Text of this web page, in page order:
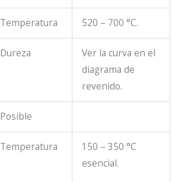
Temperatura 520 – 700 °C.
Dureza
Ver la curva en el
diagrama de
revenido.
Posible
Temperatura
150 – 350 °C
esencial.